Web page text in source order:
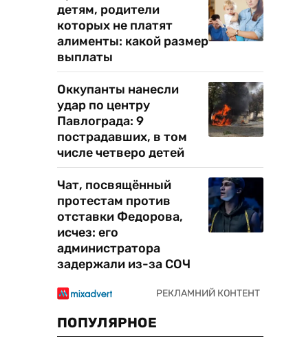
детям, родители
которых не платят
алименты: какой размер
выплаты
Оккупанты нанесли
удар по центру
Павлограда: 9
пострадавших, в том
числе четверо детей
Чат, посвящённый
протестам против
отставки Федорова,
исчез: его
администратора
задержали из-за СОЧ
ПОПУЛЯРНОЕ